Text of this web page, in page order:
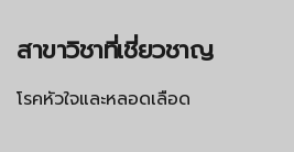
สาขาวิชาที่เชี่ยวชาญ
โรคหัวใจและหลอดเลือด